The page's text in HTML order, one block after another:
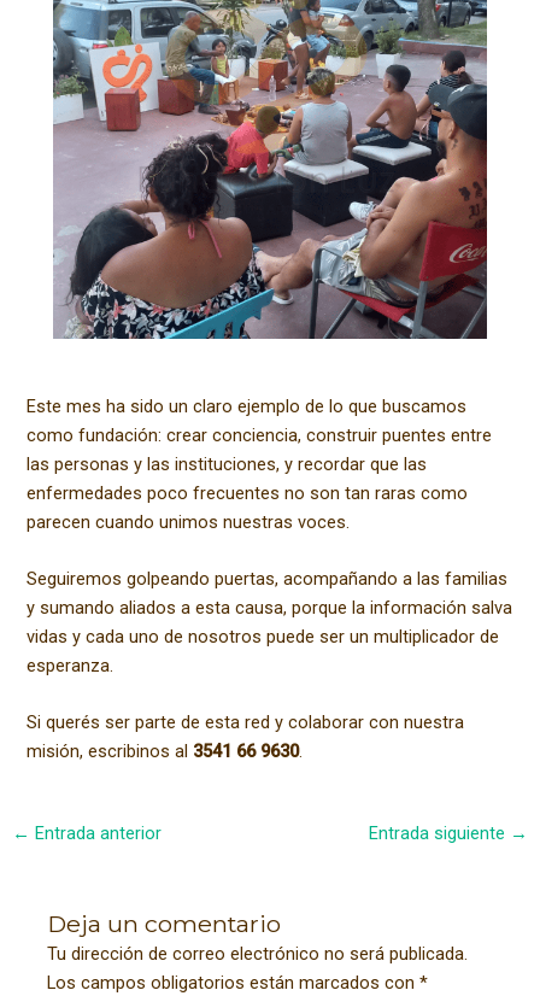
Este mes ha sido un claro ejemplo de lo que buscamos
como fundación: crear conciencia, construir puentes entre
las personas y las instituciones, y recordar que las
enfermedades poco frecuentes no son tan raras como
parecen cuando unimos nuestras voces.
Seguiremos golpeando puertas, acompañando a las familias
y sumando aliados a esta causa, porque la información salva
vidas y cada uno de nosotros puede ser un multiplicador de
esperanza.
Si querés ser parte de esta red y colaborar con nuestra
misión, escribinos al 3541 66 9630.
Navegación
← Entrada anterior Entrada siguiente →
Deja un comentario
Tu dirección de correo electrónico no será publicada.
Los campos obligatorios están marcados con*